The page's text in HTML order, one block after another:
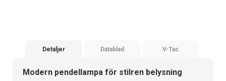
Detaljer Datablad V-Tac
Modern pendellampa för stilren belysning